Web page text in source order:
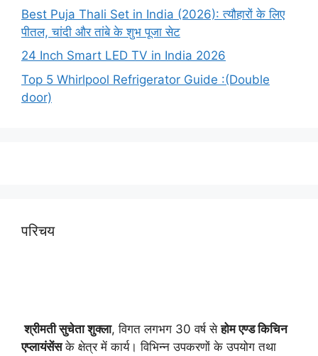
Best Puja Thali Set in India (2026): त्यौहारों के लिए
पीतल, चांदी और तांबे के शुभ पूजा सेट
24 Inch Smart LED TV in India 2026
Top 5 Whirlpool Refrigerator Guide :(Double
door)
परिचय
श्रीमती सुचेता शुक्ला, विगत लगभग 30 वर्ष सेहोम एण्ड किचिन
एप्लायंसेंसके क्षेत्र में कार्य। विभिन्न उपकरणों के उपयोग तथा